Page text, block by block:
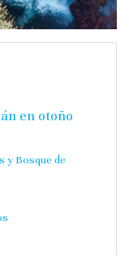
en otoño
y Bosque de